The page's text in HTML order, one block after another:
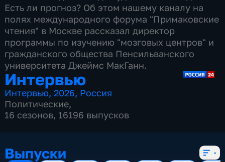
Есть ли прогноз? Об этом нашему каналу на
полях международного форума "Примаковские
чтения" в Москве рассказал директор
программы по изучению "мозговых центров" и
гражданского общества Пенсильванского
университета Джеймс МакГанн.
Интервью
Интервью,2026, Россия
Политические,
16 сезонов, 16196 выпусков
Выпуски